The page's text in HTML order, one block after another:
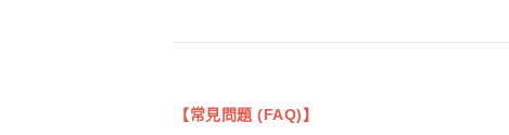
【常見問題 (FAQ)】